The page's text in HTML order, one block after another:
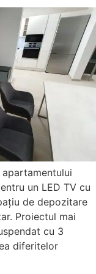
un LED TV cu
de depozitare
Proiectul mai
cu 3
diferitelor